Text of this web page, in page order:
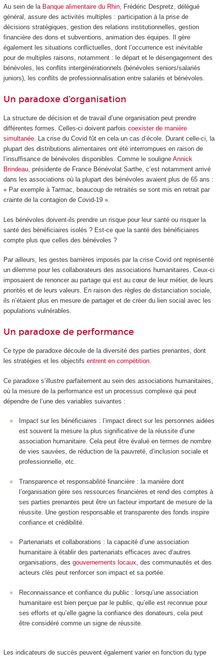
Au sein de la Banque alimentaire du Rhin, Frédéric Despretz, délégué
général, assure des activités multiples : participation à la prise de
décisions stratégiques, gestion des relations institutionnelles, gestion
financière des dons et subventions, animation des équipes. Il gère
également les situations conflictuelles, dont l’occurrence est inévitable
pour de multiples raisons, notamment : le départ et le désengagement des
bénévoles, les conflits intergénérationnels (bénévoles seniors/salariés
juniors), les conflits de professionnalisation entre salariés et bénévoles.
Un paradoxe d’organisation
La structure de décision et de travail d’une organisation peut prendre
différentes formes. Celles-ci doivent parfois coexister de manière
simultanée. La crise du Covid fût en cela un cas d’école. Durant celle-ci, la
plupart des distributions alimentaires ont été interrompues en raison de
l’insuffisance de bénévoles disponibles. Comme le souligne Annick
Brindeau, présidente de France Bénévolat Sarthe, c’est notamment arrivé
dans les associations où la plupart des bénévoles avaient plus de 65 ans :
« Par exemple à Tarmac, beaucoup de retraités se sont mis en retrait par
crainte de la contagion de Covid-19 ».
Les bénévoles doivent-ils prendre un risque pour leur santé ou risquer la
santé des bénéficiaires isolés ? Est-ce que la santé des bénéficiaires
compte plus que celles des bénévoles ?
Par ailleurs, les gestes barrières imposés par la crise Covid ont représenté
un dilemme pour les collaborateurs des associations humanitaires. Ceux-ci
imposaient de renoncer au partage qui est au cœur de leur métier, de leurs
priorités et de leurs valeurs. En raison des règles de distanciation sociale,
ils n’étaient plus en mesure de partager et de créer du lien social avec les
populations vulnérables.
Un paradoxe de performance
Ce type de paradoxe découle de la diversité des parties prenantes, dont
les stratégies et les objectifs entrent en compétition.
Ce paradoxe s’illustre parfaitement au sein des associations humanitaires,
où la mesure de la performance est un processus complexe qui peut
dépendre de l’une des variables suivantes :
Impact sur les bénéficiaires : l’impact direct sur les personnes aidées
est souvent la mesure la plus significative de la réussite d’une
association humanitaire. Cela peut être évalué en termes de nombre
de vies sauvées, de réduction de la pauvreté, d’inclusion sociale et
professionnelle, etc.
Transparence et responsabilité financière : la manière dont
l’organisation gère ses ressources financières et rend des comptes à
ses parties prenantes peut être un facteur important de mesure de la
réussite. Une gestion responsable et transparente des fonds inspire
confiance et crédibilité.
Partenariats et collaborations : la capacité d’une association
humanitaire à établir des partenariats efficaces avec d’autres
organisations, des gouvernements locaux, des communautés et des
acteurs clés peut renforcer son impact et sa portée.
Reconnaissance et confiance du public : lorsqu’une association
humanitaire est bien perçue par le public, qu’elle est reconnue pour
ses efforts et qu’elle gagne la confiance des donateurs, cela peut
être considéré comme un signe de réussite.
Les indicateurs de succès peuvent également varier en fonction du type